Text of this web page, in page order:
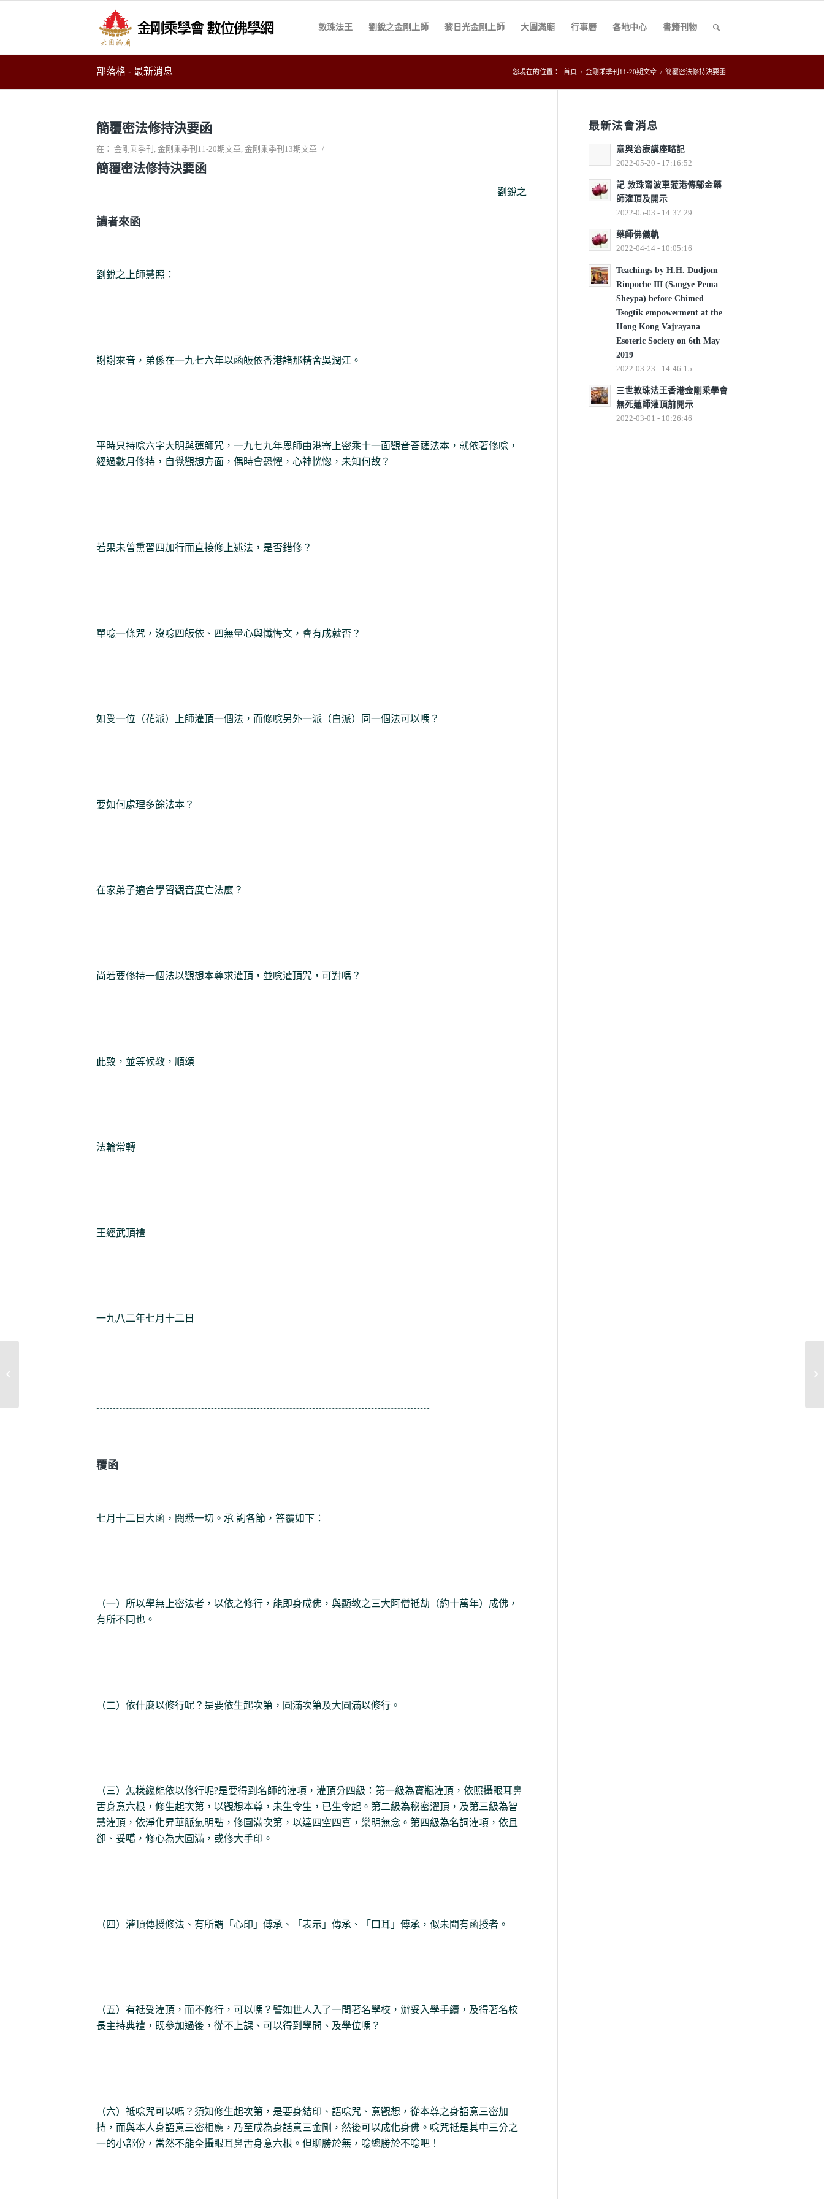
敦珠法王 劉銳之金剛上師 黎日光金剛上師 大圓滿廟 行事曆 各地中心 書籍刊物
部落格 - 最新消息 您現在的位置： 首頁 / 金剛乘季刊11-20期文章 / 簡覆密法修持決要函
簡覆密法修持決要函
在： 金剛乘季刊 , 金剛乘季刊11-20期文章, 金剛乘季刊13期文章 /
簡覆密法修持決要函
劉銳之
讀者來函
劉銳之上師慧照：
謝謝來音，弟係在一九七六年以函皈依香港諸那精舍吳潤江。
平時只持唸六字大明與蓮師咒，一九七九年恩師由港寄上密乘十一面觀音菩薩法本，就依著修唸，
經過數月修持，自覺觀想方面，偶時會恐懼，心神恍惚，未知何故？
若果未曾熏習四加行而直接修上述法，是否錯修？
單唸一條咒，沒唸四皈依、四無量心與懺悔文，會有成就否？
如受一位（花派）上師灌頂一個法，而修唸另外一派（白派）同一個法可以嗎？
要如何處理多餘法本？
在家弟子適合學習觀音度亡法麼？
尚若要修持一個法以觀想本尊求灌頂，並唸灌頂咒，可對嗎？
此致，並等候教，順頌
法輪常轉
王經武頂禮
一九八二年七月十二日
覆函
七月十二日大函，閱悉一切。承 詢各節，答覆如下：
（一）所以學無上密法者，以依之修行，能即身成佛，與顯教之三大阿僧祗劫（約十萬年）成佛，
有所不同也。
（二）依什麼以修行呢？是要依生起次第，圓滿次第及大圓滿以修行。
（三）怎樣纔能依以修行呢?是要得到名師的灌項，灌頂分四級：第一級為寶瓶灌頂，依照攝眼耳鼻
舌身意六根，修生起次第，以觀想本尊，未生令生，已生令起。第二級為秘密濯頂，及第三級為智
慧灌頂，依淨化昇華脈氣明點，修圓滿次第，以達四空四喜，樂明無念。第四級為名詞灌項，依且
卻、妥噶，修心為大圓滿，或修大手印。
（四）灌頂傳授修法、有所謂「心印」傅承、「表示」傳承、「口耳」傅承，似未聞有函授者。
（五）有祗受灌頂，而不修行，可以嗎？譬如世人入了一間著名學校，辦妥入學手續，及得著名校
長主持典禮，既參加過後，從不上課、可以得到學問、及學位嗎？
（六）祗唸咒可以嗎？須知修生起次第，是要身結印、語唸咒、意觀想，從本尊之身語意三密加
持，而與本人身語意三密相應，乃至成為身話意三金剛，然後可以成化身佛。唸咒祗是其中三分之
一的小部份，當然不能全攝眼耳鼻舌身意六根。但聊勝於無，唸總勝於不唸吧！
最新法會消息
意與治療講座略記
2022-05-20 - 17:16:52
記 敦珠甯波車蒞港傳鄔金藥
師灌頂及開示
2022-05-03 - 14:37:29
藥師佛儀軌
2022-04-14 - 10:05:16
Teachings by H.H. Dudjom
Rinpoche III (Sangye Pema
Sheypa) before Chimed
Tsogtik empowerment at the
Hong Kong Vajrayana
Esoteric Society on 6th May
2019
2022-03-23 - 14:46:15
三世敦珠法王香港金剛乘學會
無死蓮師灌頂前開示
2022-03-01 - 10:26:46